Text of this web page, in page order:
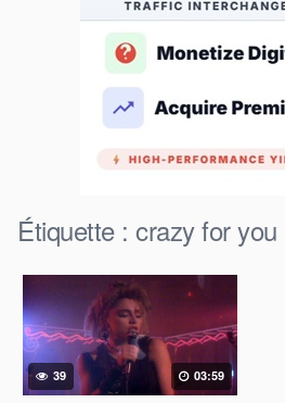
Étiquette : crazy for
39 03:59